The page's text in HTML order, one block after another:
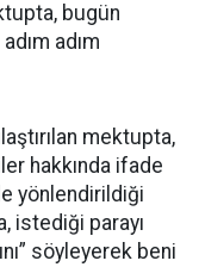
bugün
adım
mektupta,
hakkında ifade
yönlendirildiği
istediği parayı
söyleyerek beni